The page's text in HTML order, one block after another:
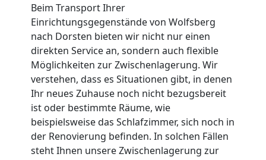
Beim Transport Ihrer
Einrichtungsgegenstände von Wolfsberg
nach Dorsten bieten wir nicht nur einen
direkten Service an, sondern auch flexible
Möglichkeiten zur Zwischenlagerung. Wir
verstehen, dass es Situationen gibt, in denen
Ihr neues Zuhause noch nicht bezugsbereit
ist oder bestimmte Räume, wie
beispielsweise das Schlafzimmer, sich noch in
der Renovierung befinden. In solchen Fällen
steht Ihnen unsere Zwischenlagerung zur
Beiladung
International
Internationaler
Umzug